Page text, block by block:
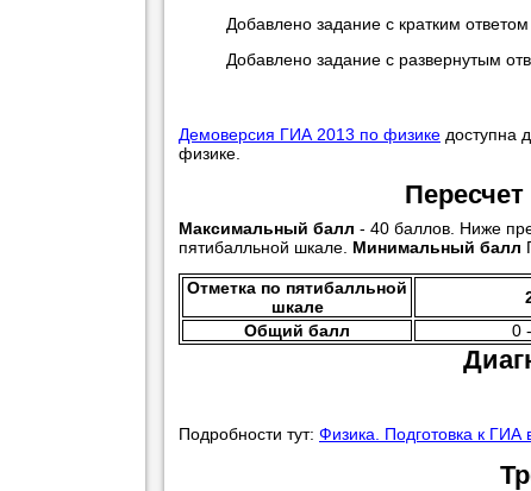
учеником.
Добавлено задание с кратким
Добавлено задание с развернутым
Демоверсия ГИА 2013 по физике доступна
физике.
Максимальный балл - 40 баллов. Ниже
пятибалльной шкале. Минимальный балл
Отметка по пятибалльной
шкале
Общий балл
0
Подробности тут: Физика. Подготовка к ГИА